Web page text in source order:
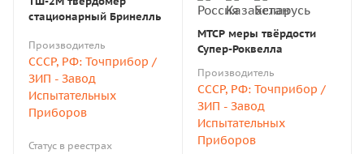
стационарный Бринелль
Производитель
СССР, РФ: Точприбор /
ЗИП - Завод
Испытательных
Приборов
Статус в реестрах
МТСР меры твёрдости
Супер-Роквелла
Производитель
СССР, РФ: Точприбор /
ЗИП - Завод
Испытательных
Приборов